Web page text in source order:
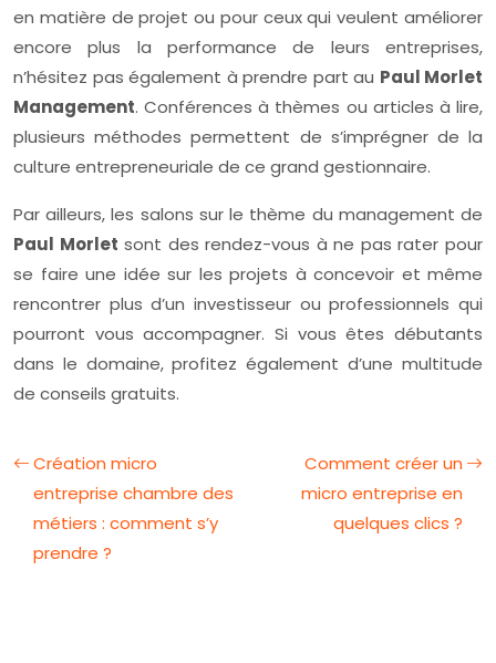
en matière de projet ou pour ceux qui veulent améliorer
encore plus la performance de leurs entreprises,
n’hésitez pas également à prendre part au Paul Morlet
Management. Conférences à thèmes ou articles à lire,
plusieurs méthodes permettent de s’imprégner de la
culture entrepreneuriale de ce grand gestionnaire.
Par ailleurs, les salons sur le thème du management de
Paul Morlet sont des rendez-vous à ne pas rater pour
se faire une idée sur les projets à concevoir et même
rencontrer plus d’un investisseur ou professionnels qui
pourront vous accompagner. Si vous êtes débutants
dans le domaine, profitez également d’une multitude
de conseils gratuits.
Création micro
entreprise chambre des
métiers : comment s’y
prendre ?
Comment créer un
micro entreprise en
quelques clics ?